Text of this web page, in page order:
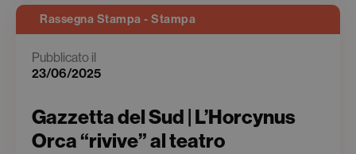
Rassegna Stampa - Stampa
Pubblicato il
23/06/2025
Gazzetta del Sud | L’Horcynus
Orca “rivive” al teatro